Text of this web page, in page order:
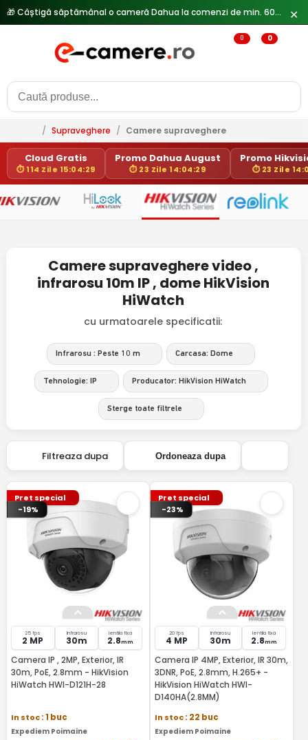
🎁 Câștigă săptămânal o cameră Dahua la comenzi de min. 600 lei — ✕
0 0
/ Supraveghere / Camere supraveghere
Cloud Gratis
⏱ 114 Zile 15:04:29
Promo Dahua August
⏱ 23 Zile 14:04:29
Promo
⏱ 23 Zile
Camere supraveghere video ,
infrarosu 10m IP , dome HikVision
HiWatch
cu urmatoarele specificatii:
Infrarosu : Peste 10 m Carcasa: Dome
Tehnologie: IP Producator: HikVision HiWatch
Sterge toate filtrele
Filtreaza dupa Ordoneaza dupa
Pret special
-19%
25 fps
2 MP
Infrarosu
30m
lentila fixa
2.8mm
Camera IP , 2MP, Exterior, IR
30m, PoE, 2.8mm - HikVision
HiWatch HWI-D121H-28
In stoc: 1 buc
Expediem Poimaine
Pret special
-23%
20 fps
4 MP
Infrarosu
30m
lentila fixa
2.8mm
Camera IP 4MP, Exterior, IR 30m,
3DNR, PoE, 2.8mm, H.265+ -
HikVision HiWatch HWI-
D140HA(2.8MM)
In stoc: 22 buc
Expediem Poimaine